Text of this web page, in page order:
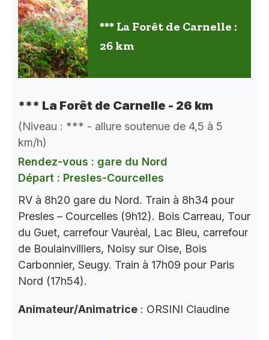
*** La Forêt de Carnelle :
26 km
*** La Forêt de Carnelle - 26 km
(Niveau : *** - allure soutenue de 4,5 à 5
km/h)
Rendez-vous : gare du Nord
Départ : Presles-Courcelles
RV à 8h20 gare du Nord. Train à 8h34 pour
Presles – Courcelles (9h12). Bois Carreau, Tour
du Guet, carrefour Vauréal, Lac Bleu, carrefour
de Boulainvilliers, Noisy sur Oise, Bois
Carbonnier, Seugy. Train à 17h09 pour Paris
Nord (17h54).
Animateur/Animatrice : ORSINI Claudine